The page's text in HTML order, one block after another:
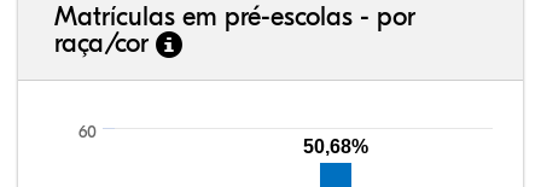
Matrículas em pré-escolas - por
raça/cor
60
50,68%